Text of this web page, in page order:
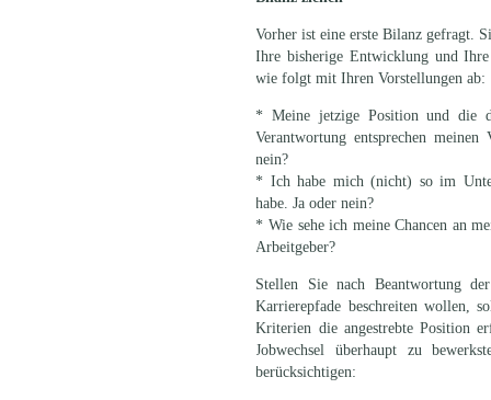
Vorher ist eine erste Bilanz gefragt.
Ihre bisherige Entwicklung und
wie folgt mit Ihren Vorstellungen ab:
* Meine jetzige Position und die
Verantwortung entsprechen
nein?
* Ich habe mich (nicht) so im
habe. Ja oder nein?
* Wie sehe ich meine Chancen an
Arbeitgeber?
Stellen Sie nach Beantwortung
Karrierepfade beschreiten wollen,
Kriterien die angestrebte Position
Jobwechsel überhaupt zu
berücksichtigen: